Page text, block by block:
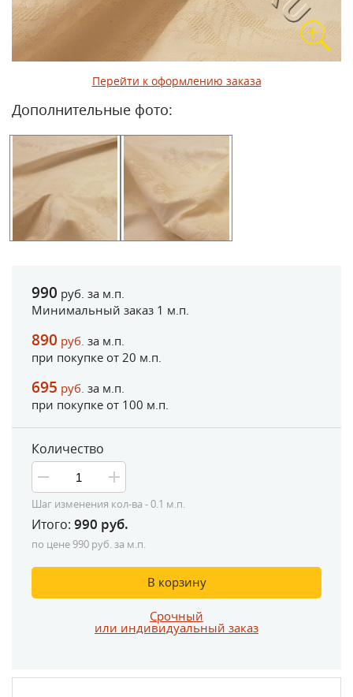
Перейти к оформлению заказа
Дополнительные фото:
990 руб. за м.п.
Минимальный заказ 1 м.п.
890 руб. за м.п.
при покупке от 20 м.п.
695 руб. за м.п.
при покупке от 100 м.п.
Количество
Шаг изменения кол-ва - 0.1 м.п.
Итого: 990 руб.
по цене990 руб. за м.п.
В корзину
Срочный
или индивидуальный заказ